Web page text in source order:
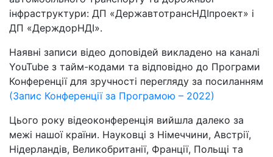
інфраструктури: ДП «ДержавтотрансНДІпроект» і
ДП «ДерждорНДІ».
Наявні записи відео доповідей викладено на каналі
YouTube з тайм-кодами та відповідно до Програми
Конференції для зручності перегляду за посиланням
(Запис Конференції за Програмою – 2022)
Цього року відеоконференція вийшла далеко за
межі нашої країни. Науковці з Німеччини, Австрії,
Нідерландів, Великобританії, Франції, Польщі та